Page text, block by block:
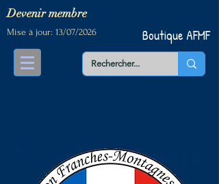
Devenir membre
Mise à jour: 13/07/2026 Boutique AFMF